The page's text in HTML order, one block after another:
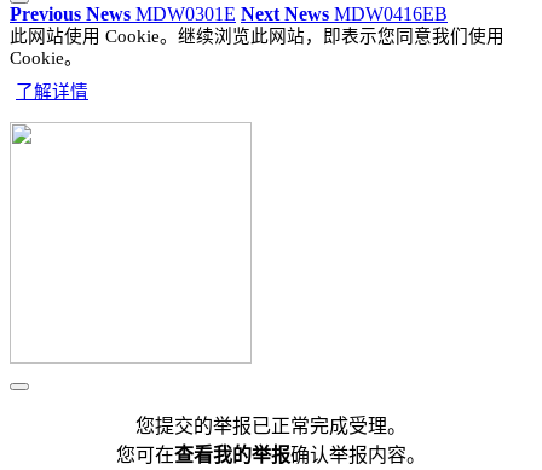
Previous News MDW0301E Next News MDW0416EB
此网站使用 Cookie。继续浏览此网站，即表示您同意我们使用
Cookie。
了解详情
您提交的举报已正常完成受理。
您可在查看我的举报确认举报内容。